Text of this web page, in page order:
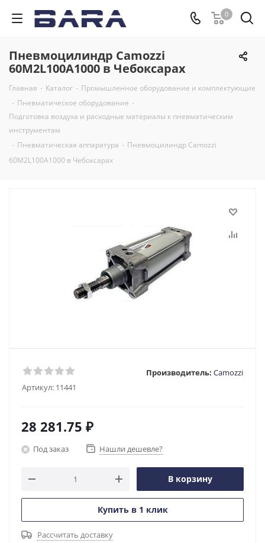
0
Пневмоцилиндр Camozzi
60M2L100A1000 в Чебоксарах
Главная - Каталог - Промышленное оборудование и комплектующие
- Пневматическое оборудование -
Подготовка воздуха и расходные материалы к пневматическим
инструментам
- Пневматическая аппаратура - Пневмоцилиндр Camozzi
60M2L100A1000 в Чебоксарах
Артикул: 11441
Производитель: Camozzi
28 281.75 ₽
Под заказ Нашли дешевле?
В корзину
Купить в 1 клик
Рассчитать доставку